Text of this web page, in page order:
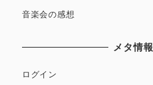
音楽会の感想
メタ情報
ログイン